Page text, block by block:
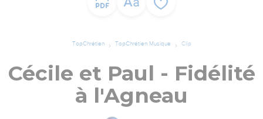
TopChrétien TopChrétien Musique Clip
Cécile et Paul - Fidélité
à l'Agneau